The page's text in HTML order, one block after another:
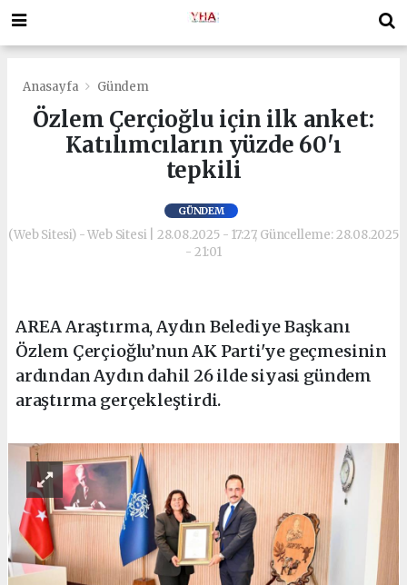
Anasayfa Gündem
Özlem Çerçioğlu için ilk anket:
Katılımcıların yüzde 60'ı
tepkili
GÜNDEM
(Web Sitesi) - Web Sitesi | 28.08.2025 - 17:27, Güncelleme: 28.08.2025
- 21:01
AREA Araştırma, Aydın Belediye Başkanı
Özlem Çerçioğlu’nun AK Parti'ye geçmesinin
ardından Aydın dahil 26 ilde siyasi gündem
araştırma gerçekleştirdi.